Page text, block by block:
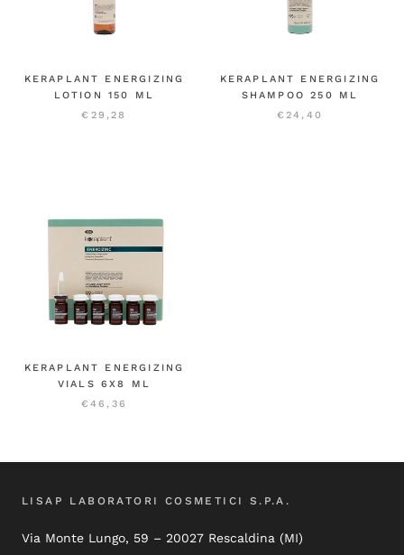
KERAPLANT ENERGIZING
LOTION 150 ML
€29,28
KERAPLANT ENERGIZING
SHAMPOO 250 ML
€24,40
KERAPLANT ENERGIZING
VIALS 6X8 ML
€46,36
LISAP LABORATORI COSMETICI S.P.A.
Via Monte Lungo, 59 – 20027 Rescaldina (MI)